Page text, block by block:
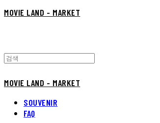
MOVIE LAND - MARKET
MOVIE LAND - MARKET
SOUVENIR
FAQ